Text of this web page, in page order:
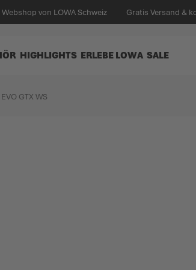
von LOWA Schweiz Gratis Versand &
HIGHLIGHTS ERLEBE LOWA SALE
GTX WS